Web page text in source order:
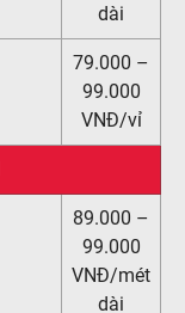
dài
79.000 –
99.000
VNĐ/vỉ
89.000 –
99.000
VNĐ/mét
dài